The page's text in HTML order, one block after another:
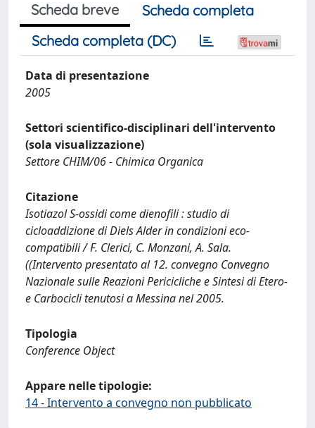
Scheda breve
Scheda completa
Scheda completa (DC)
Data di presentazione
2005
Settori scientifico-disciplinari dell'intervento
(sola visualizzazione)
Settore CHIM/06 - Chimica Organica
Citazione
Isotiazol S-ossidi come dienofili : studio di
cicloaddizione di Diels Alder in condizioni eco-
compatibili / F. Clerici, C. Monzani, A. Sala.
((Intervento presentato al 12. convegno Convegno
Nazionale sulle Reazioni Pericicliche e Sintesi di Etero-
e Carbocicli tenutosi a Messina nel 2005.
Tipologia
Conference Object
Appare nelle tipologie:
14 - Intervento a convegno non pubblicato